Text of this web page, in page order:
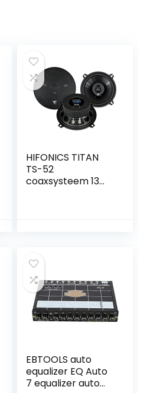
HIFONICS TITAN
TS-52
coaxsysteem 13
EBTOOLS auto
equalizer EQ Auto
7 equalizer auto